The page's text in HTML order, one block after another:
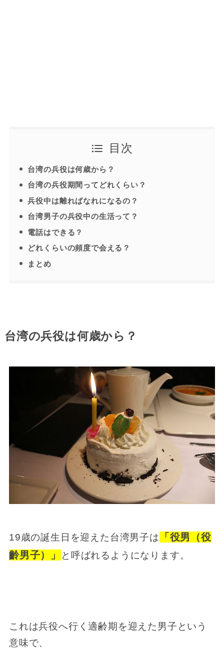
目次
台湾の兵役は何歳から？
台湾の兵役期間ってどれくらい？
兵役中は離ればなれになるの？
台湾男子の兵役中の生活って？
電話はできる？
どれくらいの頻度で会える？
まとめ
台湾の兵役は何歳から？
19歳の誕生日を迎えた台湾男子は
「役男（役
齡男子）」
と呼ばれるようになります。
これは兵役へ行く適齢期を迎えた男子という
意味で、